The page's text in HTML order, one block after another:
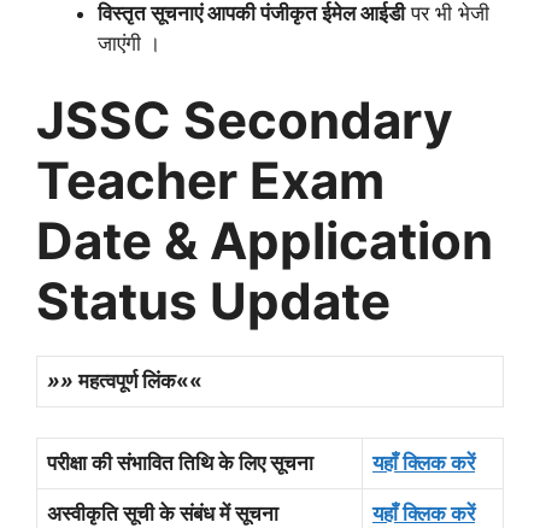
विस्तृत सूचनाएं आपकी पंजीकृत ईमेल आईडीपर भी भेजी
जाएंगी ।
JSSC Secondary
Teacher Exam
Date & Application
Status Update
»» महत्वपूर्ण लिंक««
परीक्षा की संभावित तिथि के लिए सूचना यहाँ क्लिक करें
अस्वीकृति सूची के संबंध में सूचना यहाँ क्लिक करें